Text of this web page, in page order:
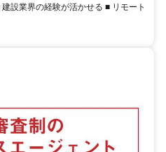
設業界の経験が活かせる ■ リモート